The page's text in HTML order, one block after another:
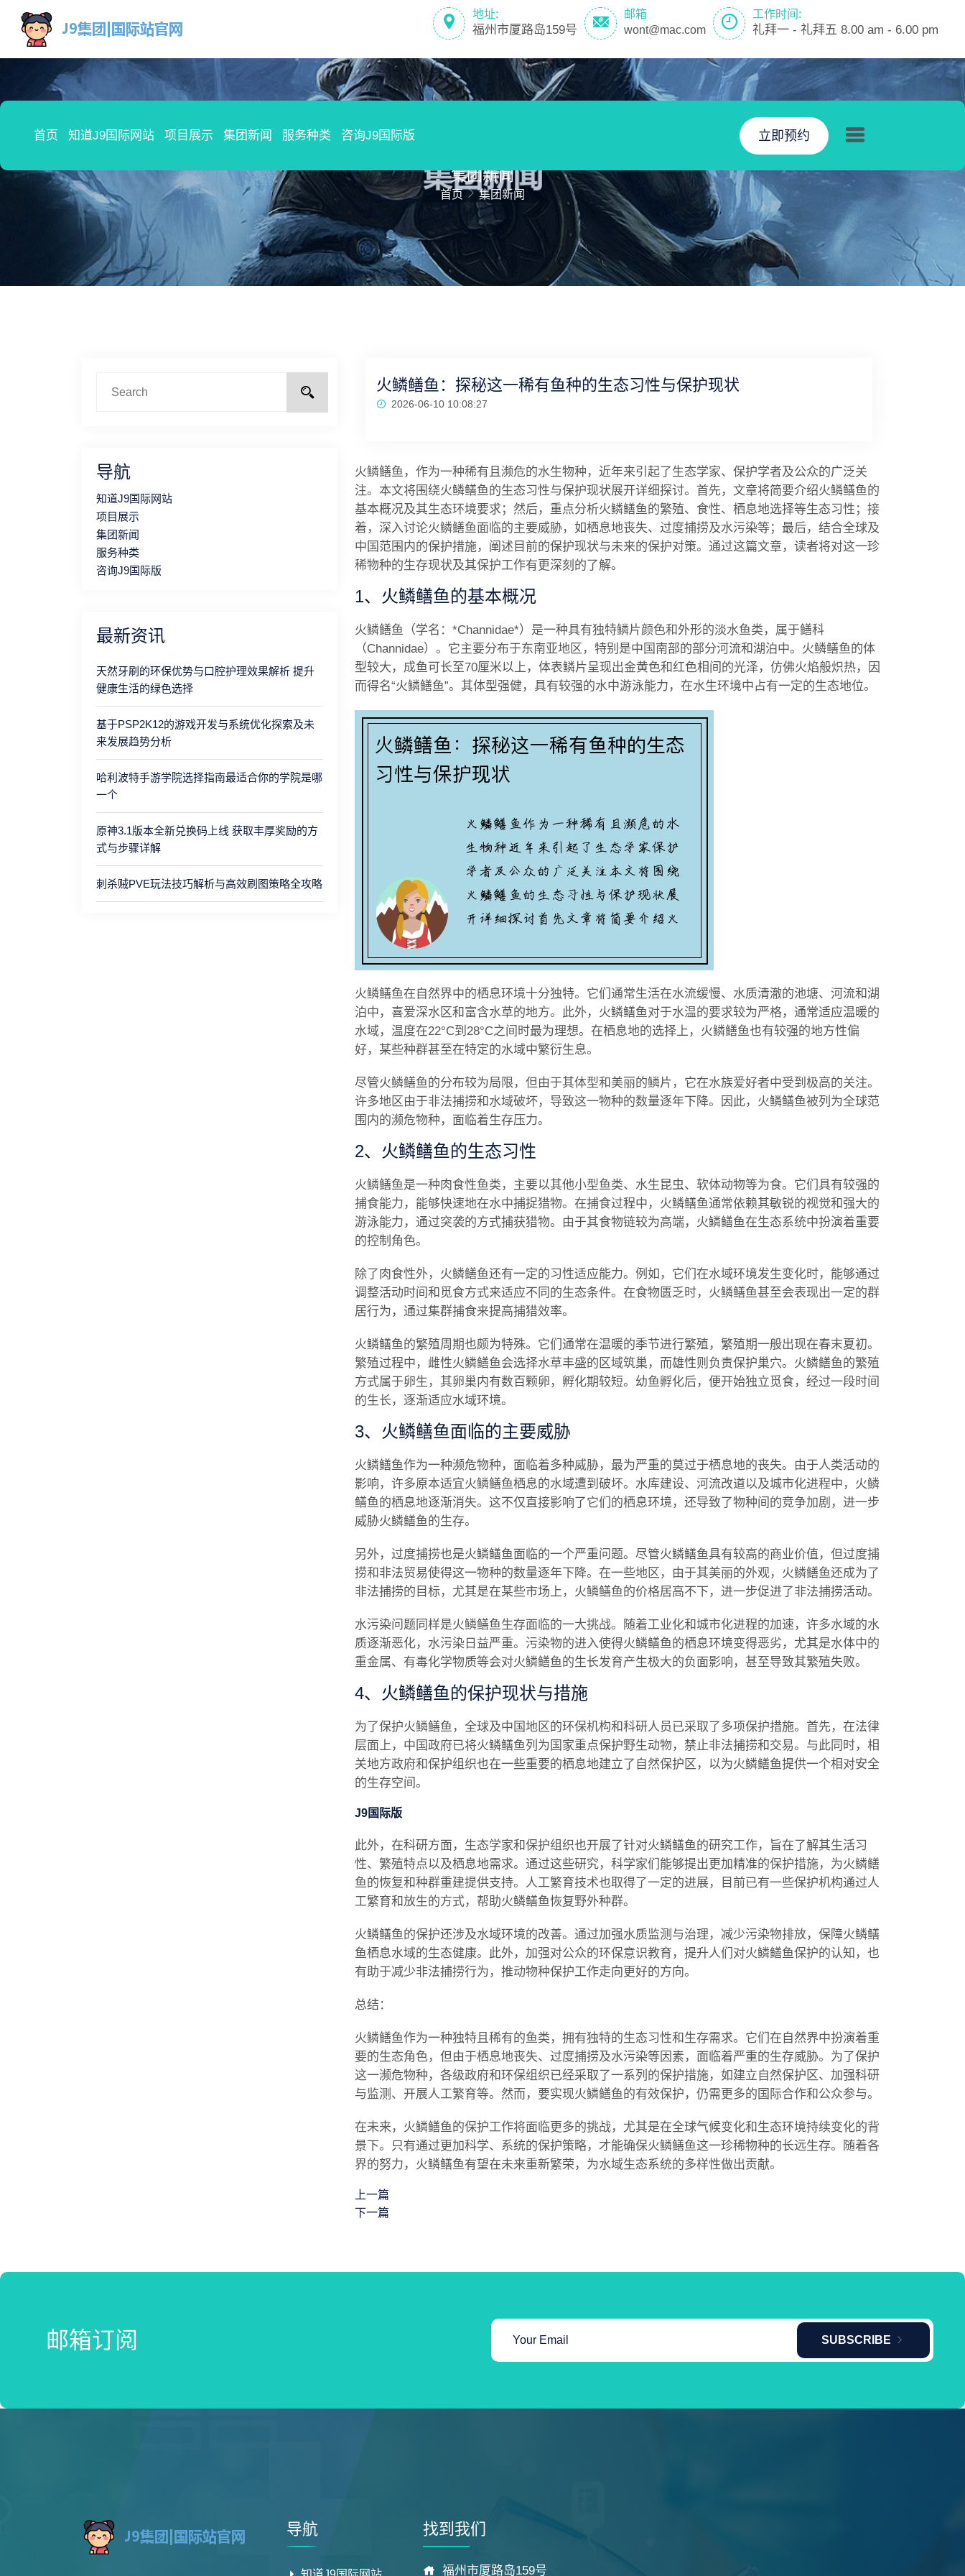
地址:
福州市厦路岛159号
邮箱
wont@mac.com
工作时间:
礼拜一 - 礼拜五 8.00 am - 6.00 pm
首页 知道J9国际网站 项目展示 集团新闻 服务种类 咨询J9国际版 立即预约
集团新闻
首页 集团新闻
导航
知道J9国际网站
项目展示
集团新闻
服务种类
咨询J9国际版
最新资讯
天然牙刷的环保优势与口腔护理效果解析 提升
健康生活的绿色选择
基于PSP2K12的游戏开发与系统优化探索及未
来发展趋势分析
哈利波特手游学院选择指南最适合你的学院是哪
一个
原神3.1版本全新兑换码上线 获取丰厚奖励的方
式与步骤详解
刺杀贼PVE玩法技巧解析与高效刷图策略全攻略
火鳞鳝鱼：探秘这一稀有鱼种的生态习性与保护现状
2026-06-10 10:08:27
火鳞鳝鱼，作为一种稀有且濒危的水生物种，近年来引起了生态学家、保护学者及公众的广泛关
注。本文将围绕火鳞鳝鱼的生态习性与保护现状展开详细探讨。首先，文章将简要介绍火鳞鳝鱼的
基本概况及其生态环境要求；然后，重点分析火鳞鳝鱼的繁殖、食性、栖息地选择等生态习性；接
着，深入讨论火鳞鳝鱼面临的主要威胁，如栖息地丧失、过度捕捞及水污染等；最后，结合全球及
中国范围内的保护措施，阐述目前的保护现状与未来的保护对策。通过这篇文章，读者将对这一珍
稀物种的生存现状及其保护工作有更深刻的了解。
1、火鳞鳝鱼的基本概况
火鳞鳝鱼（学名：*Channidae*）是一种具有独特鳞片颜色和外形的淡水鱼类，属于鳝科
（Channidae）。它主要分布于东南亚地区，特别是中国南部的部分河流和湖泊中。火鳞鳝鱼的体
型较大，成鱼可长至70厘米以上，体表鳞片呈现出金黄色和红色相间的光泽，仿佛火焰般炽热，因
而得名“火鳞鳝鱼”。其体型强健，具有较强的水中游泳能力，在水生环境中占有一定的生态地位。
火鳞鳝鱼在自然界中的栖息环境十分独特。它们通常生活在水流缓慢、水质清澈的池塘、河流和湖
泊中，喜爱深水区和富含水草的地方。此外，火鳞鳝鱼对于水温的要求较为严格，通常适应温暖的
水域，温度在22°C到28°C之间时最为理想。在栖息地的选择上，火鳞鳝鱼也有较强的地方性偏
好，某些种群甚至在特定的水域中繁衍生息。
尽管火鳞鳝鱼的分布较为局限，但由于其体型和美丽的鳞片，它在水族爱好者中受到极高的关注。
许多地区由于非法捕捞和水域破坏，导致这一物种的数量逐年下降。因此，火鳞鳝鱼被列为全球范
围内的濒危物种，面临着生存压力。
2、火鳞鳝鱼的生态习性
火鳞鳝鱼是一种肉食性鱼类，主要以其他小型鱼类、水生昆虫、软体动物等为食。它们具有较强的
捕食能力，能够快速地在水中捕捉猎物。在捕食过程中，火鳞鳝鱼通常依赖其敏锐的视觉和强大的
游泳能力，通过突袭的方式捕获猎物。由于其食物链较为高端，火鳞鳝鱼在生态系统中扮演着重要
的控制角色。
除了肉食性外，火鳞鳝鱼还有一定的习性适应能力。例如，它们在水域环境发生变化时，能够通过
调整活动时间和觅食方式来适应不同的生态条件。在食物匮乏时，火鳞鳝鱼甚至会表现出一定的群
居行为，通过集群捕食来提高捕猎效率。
火鳞鳝鱼的繁殖周期也颇为特殊。它们通常在温暖的季节进行繁殖，繁殖期一般出现在春末夏初。
繁殖过程中，雌性火鳞鳝鱼会选择水草丰盛的区域筑巢，而雄性则负责保护巢穴。火鳞鳝鱼的繁殖
方式属于卵生，其卵巢内有数百颗卵，孵化期较短。幼鱼孵化后，便开始独立觅食，经过一段时间
的生长，逐渐适应水域环境。
3、火鳞鳝鱼面临的主要威胁
火鳞鳝鱼作为一种濒危物种，面临着多种威胁，最为严重的莫过于栖息地的丧失。由于人类活动的
影响，许多原本适宜火鳞鳝鱼栖息的水域遭到破坏。水库建设、河流改道以及城市化进程中，火鳞
鳝鱼的栖息地逐渐消失。这不仅直接影响了它们的栖息环境，还导致了物种间的竞争加剧，进一步
威胁火鳞鳝鱼的生存。
另外，过度捕捞也是火鳞鳝鱼面临的一个严重问题。尽管火鳞鳝鱼具有较高的商业价值，但过度捕
捞和非法贸易使得这一物种的数量逐年下降。在一些地区，由于其美丽的外观，火鳞鳝鱼还成为了
非法捕捞的目标，尤其是在某些市场上，火鳞鳝鱼的价格居高不下，进一步促进了非法捕捞活动。
水污染问题同样是火鳞鳝鱼生存面临的一大挑战。随着工业化和城市化进程的加速，许多水域的水
质逐渐恶化，水污染日益严重。污染物的进入使得火鳞鳝鱼的栖息环境变得恶劣，尤其是水体中的
重金属、有毒化学物质等会对火鳞鳝鱼的生长发育产生极大的负面影响，甚至导致其繁殖失败。
4、火鳞鳝鱼的保护现状与措施
为了保护火鳞鳝鱼，全球及中国地区的环保机构和科研人员已采取了多项保护措施。首先，在法律
层面上，中国政府已将火鳞鳝鱼列为国家重点保护野生动物，禁止非法捕捞和交易。与此同时，相
关地方政府和保护组织也在一些重要的栖息地建立了自然保护区，以为火鳞鳝鱼提供一个相对安全
的生存空间。
J9国际版
此外，在科研方面，生态学家和保护组织也开展了针对火鳞鳝鱼的研究工作，旨在了解其生活习
性、繁殖特点以及栖息地需求。通过这些研究，科学家们能够提出更加精准的保护措施，为火鳞鳝
鱼的恢复和种群重建提供支持。人工繁育技术也取得了一定的进展，目前已有一些保护机构通过人
工繁育和放生的方式，帮助火鳞鳝鱼恢复野外种群。
火鳞鳝鱼的保护还涉及水域环境的改善。通过加强水质监测与治理，减少污染物排放，保障火鳞鳝
鱼栖息水域的生态健康。此外，加强对公众的环保意识教育，提升人们对火鳞鳝鱼保护的认知，也
有助于减少非法捕捞行为，推动物种保护工作走向更好的方向。
总结：
火鳞鳝鱼作为一种独特且稀有的鱼类，拥有独特的生态习性和生存需求。它们在自然界中扮演着重
要的生态角色，但由于栖息地丧失、过度捕捞及水污染等因素，面临着严重的生存威胁。为了保护
这一濒危物种，各级政府和环保组织已经采取了一系列的保护措施，如建立自然保护区、加强科研
与监测、开展人工繁育等。然而，要实现火鳞鳝鱼的有效保护，仍需更多的国际合作和公众参与。
在未来，火鳞鳝鱼的保护工作将面临更多的挑战，尤其是在全球气候变化和生态环境持续变化的背
景下。只有通过更加科学、系统的保护策略，才能确保火鳞鳝鱼这一珍稀物种的长远生存。随着各
界的努力，火鳞鳝鱼有望在未来重新繁荣，为水域生态系统的多样性做出贡献。
上一篇
下一篇
邮箱订阅 SUBSCRIBE
导航 找到我们
福州市厦路岛159号